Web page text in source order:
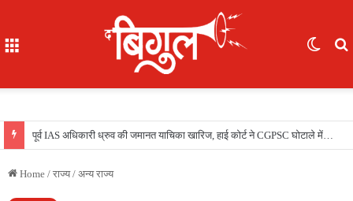
भूखे-प्यासे बच्चों का रेस्क्यू, 16 में से 7 नाबालिग, काम दिलाने के नाम पर ले गए रायपुर, फिर भेजा दुर्ग
Home / राज्य / अन्य राज्य